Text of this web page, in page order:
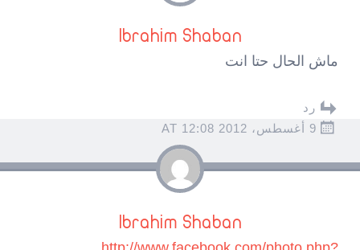
Ibrahim Shaban
ماش الحال حتا انت
رد
9 أغسطس، 2012 AT 12:08
Ibrahim Shaban